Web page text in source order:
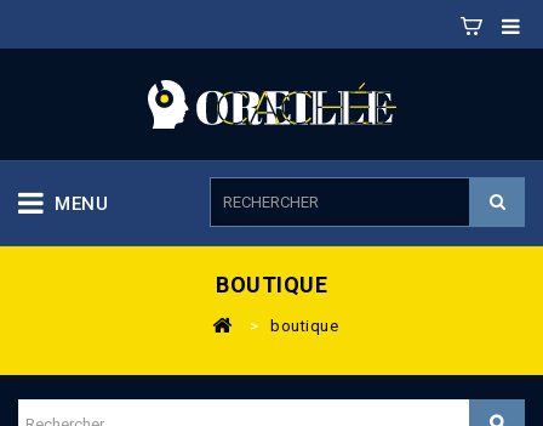
MENU
BOUTIQUE
> boutique